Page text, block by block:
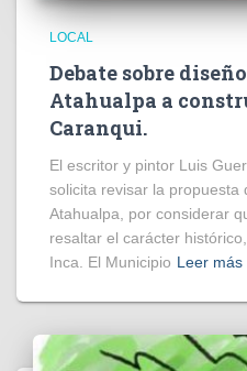
LOCAL
Debate sobre
Atahualpa a
Caranqui.
El escritor y pintor Luis
solicita revisar la propuesta
Atahualpa, por considerar
resaltar el carácter
Inca. El Municipio Leer más